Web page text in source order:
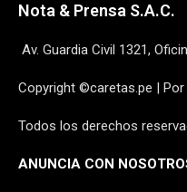
Nota & Prensa S.A.C.
Av. Guardia Civil 1321,
Copyright ©caretas.pe | Por
Todos los derechos
ANUNCIA CON